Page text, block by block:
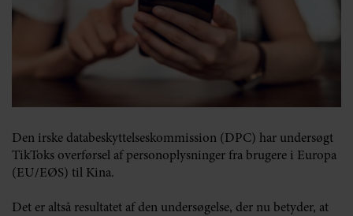
Den irske databeskyttelseskommission (DPC) har undersøgt
TikToks overførsel af personoplysninger fra brugere i Europa
(EU/EØS) til Kina.
Det er altså resultatet af den undersøgelse, der nu betyder, at